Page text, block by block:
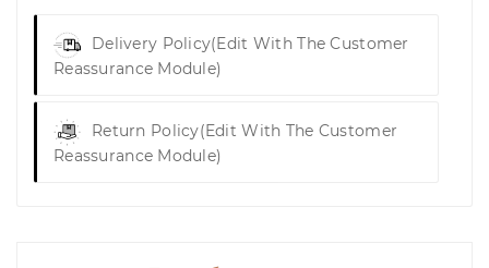
Delivery Policy(edit With The Customer
Reassurance Module)
Return Policy(edit With The Customer
Reassurance Module)